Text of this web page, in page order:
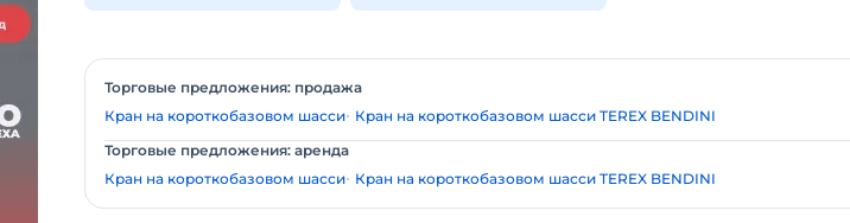
Торговые предложения: продажа
Кран на короткобазовом шасси Кран на короткобазовом шасси TEREX BENDINI
Торговые предложения: аренда
Кран на короткобазовом шасси Кран на короткобазовом шасси TEREX BENDINI